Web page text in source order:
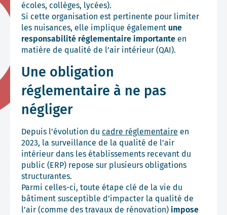
écoles, collèges, lycées).
Si cette organisation est pertinente pour limiter
les nuisances, elle implique également une
responsabilité réglementaire importante en
matière de qualité de l’air intérieur (QAI).
Une obligation
réglementaire à ne pas
négliger
Depuis l’évolution du cadre réglementaire en
2023, la surveillance de la qualité de l’air
intérieur dans les établissements recevant du
public (ERP) repose sur plusieurs obligations
structurantes.
Parmi celles-ci, toute étape clé de la vie du
bâtiment susceptible d’impacter la qualité de
l’air (comme des travaux de rénovation) impose